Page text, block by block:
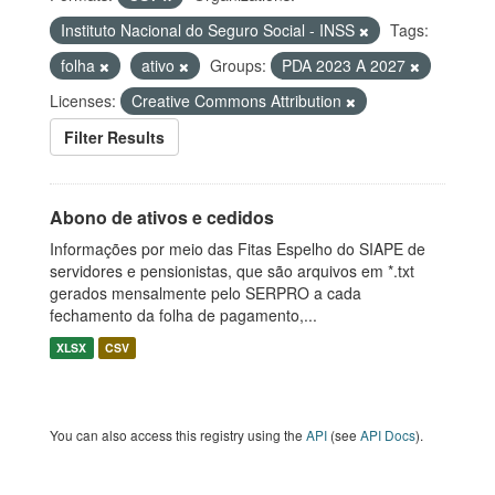
Instituto Nacional do Seguro Social - INSS
Tags:
folha
ativo Groups:
PDA 2023 A 2027
Licenses:
Creative Commons Attribution
Filter Results
Abono de ativos e cedidos
Informações por meio das Fitas Espelho do SIAPE de
servidores e pensionistas, que são arquivos em *.txt
gerados mensalmente pelo SERPRO a cada
fechamento da folha de pagamento,...
XLSX CSV
You can also access this registry using the API (see API Docs).